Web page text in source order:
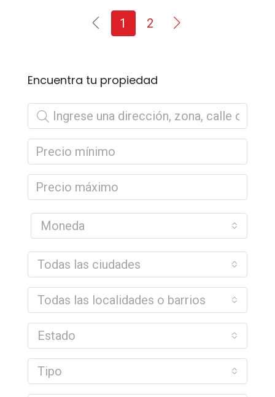
1 2
Encuentra tu propiedad
Moneda
Todas las ciudades
Todas las localidades o barrios
Estado
Tipo